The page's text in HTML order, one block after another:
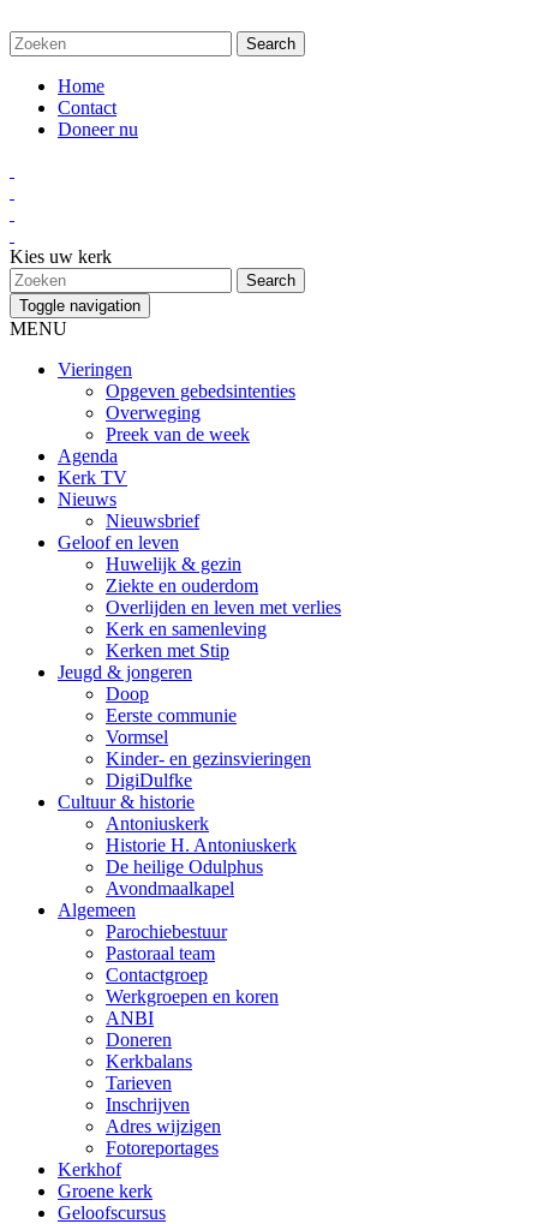
Home
Contact
Doneer nu
Kies uw kerk
Toggle navigation
MENU
Vieringen
Opgeven gebedsintenties
Overweging
Preek van de week
Agenda
Kerk TV
Nieuws
Nieuwsbrief
Geloof en leven
Huwelijk & gezin
Ziekte en ouderdom
Overlijden en leven met verlies
Kerk en samenleving
Kerken met Stip
Jeugd & jongeren
Doop
Eerste communie
Vormsel
Kinder- en gezinsvieringen
DigiDulfke
Cultuur & historie
Antoniuskerk
Historie H. Antoniuskerk
De heilige Odulphus
Avondmaalkapel
Algemeen
Parochiebestuur
Pastoraal team
Contactgroep
Werkgroepen en koren
ANBI
Doneren
Kerkbalans
Tarieven
Inschrijven
Adres wijzigen
Fotoreportages
Kerkhof
Groene kerk
Geloofscursus